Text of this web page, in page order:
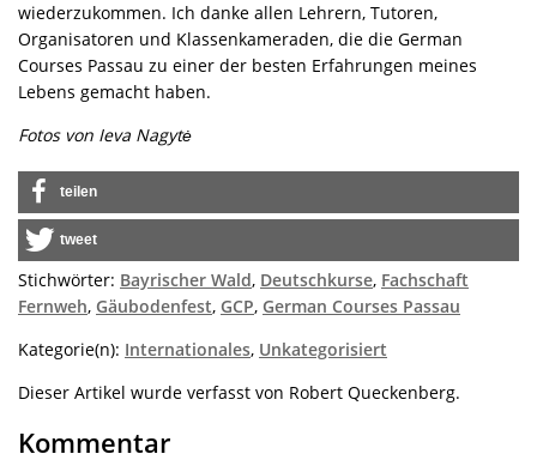
wiederzukommen. Ich danke allen Lehrern, Tutoren,
Organisatoren und Klassenkameraden, die die German
Courses Passau zu einer der besten Erfahrungen meines
Lebens gemacht haben.
Fotos von Ieva Nagytė
teilen
tweet
Stichwörter: Bayrischer Wald, Deutschkurse, Fachschaft
Fernweh, Gäubodenfest, GCP, German Courses Passau
Kategorie(n): Internationales, Unkategorisiert
Dieser Artikel wurde verfasst von Robert Queckenberg.
Kommentar